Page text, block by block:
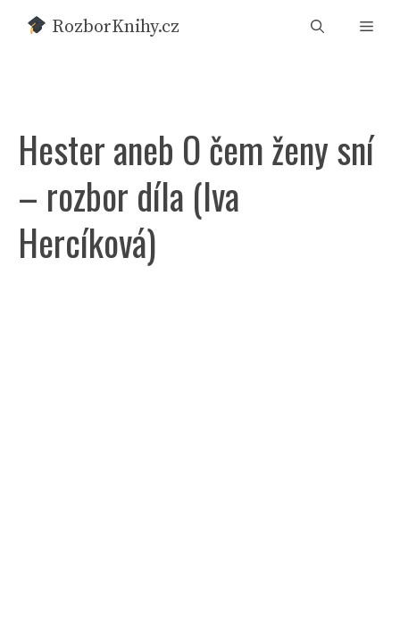
Přeskočit
RozborKnihy.cz
Hester aneb O čem ženy sní
– rozbor díla (Iva
Hercíková)